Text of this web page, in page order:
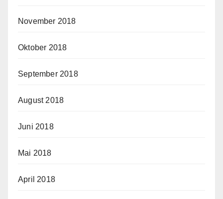
November 2018
Oktober 2018
September 2018
August 2018
Juni 2018
Mai 2018
April 2018